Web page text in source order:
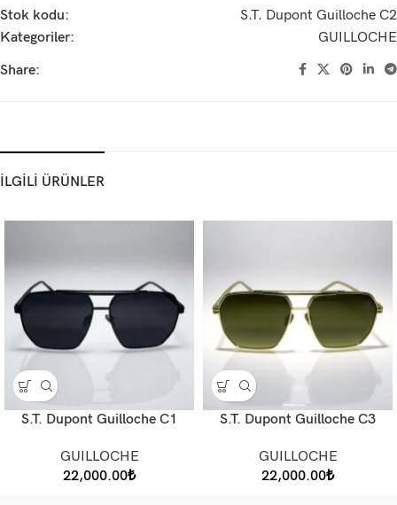
Stok kodu:
S.T. Dupont Guilloche C2
Kategoriler:
GUILLOCHE
Share:
İLGİLİ ÜRÜNLER
S.T. Dupont Guilloche C1
GUILLOCHE
22,000.00₺
S.T. Dupont Guilloche C3
GUILLOCHE
22,000.00₺